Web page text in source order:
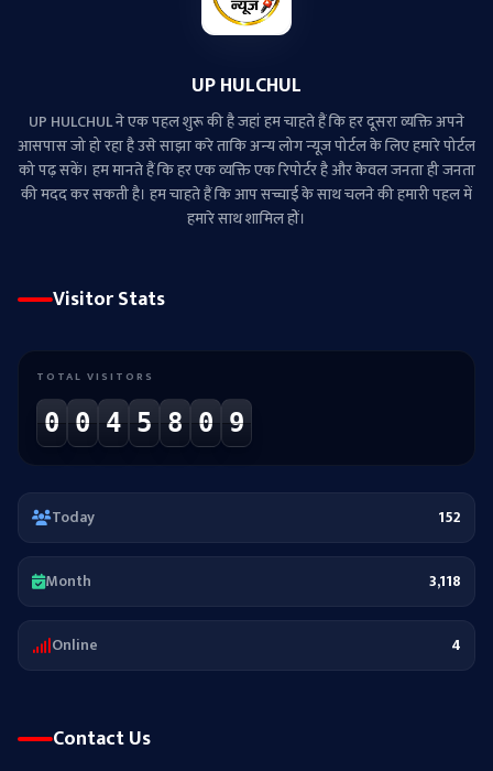
UP HULCHUL
UP HULCHUL ने एक पहल शुरू की है जहां हम चाहते हैं कि हर दूसरा व्‍यक्ति अपने
आसपास जो हो रहा है उसे साझा करे ताकि अन्‍य लोग न्‍यूज पोर्टल के लिए हमारे पोर्टल
को पढ़ सकें। हम मानते हैं कि हर एक व्यक्ति एक रिपोर्टर है और केवल जनता ही जनता
की मदद कर सकती है। हम चाहते हैं कि आप सच्चाई के साथ चलने की हमारी पहल में
हमारे साथ शामिल हों।
Visitor Stats
TOTAL VISITORS
0 0 4 5 8 0 9
Today 152
Month 3,118
Online 4
Contact Us